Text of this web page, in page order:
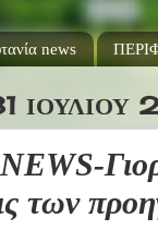
news
ΙΟΥΛΊΟΥ
των